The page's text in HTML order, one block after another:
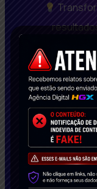
Desde 2008,
Horizonte, São
soluções
avaliados, SEO
Digital
casos de